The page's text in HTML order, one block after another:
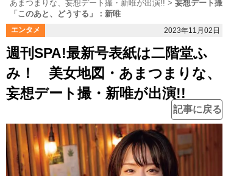
あまつまりな、妄想デート撮・新唯が出演!!
妄想デート撮
「このあと、どうする」：新唯
エンタメ 2023年11月02日
週刊SPA!最新号表紙は二階堂ふ
み！ 美女地図・あまつまりな、
妄想デート撮・新唯が出演!!
記事に戻る